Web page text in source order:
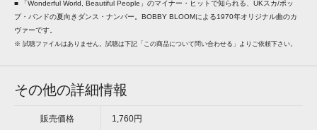
■ 「Wonderful World, Beautiful People」のマイナー・ヒットで知られる、UKスカ/ポッ
プ・バンドの夏向きダンス・ナンバー。BOBBY BLOOMによる1970年オリジナル曲のカ
ヴァーです。
※ 試聴ファイルはありません。試聴は下記「この商品について問い合わせる」よりご依頼下さい。
その他の詳細情報
販売価格 1,760円